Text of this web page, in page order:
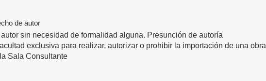
de autor
sin necesidad de formalidad alguna. Presunción de autoría
exclusiva para realizar, autorizar o prohibir la importación de una obra
Sala Consultante